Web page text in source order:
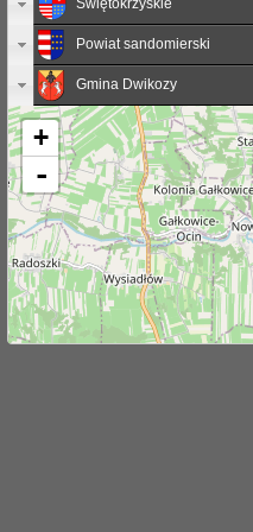
Powiat sandomierski
Gmina Dwikozy
+
-